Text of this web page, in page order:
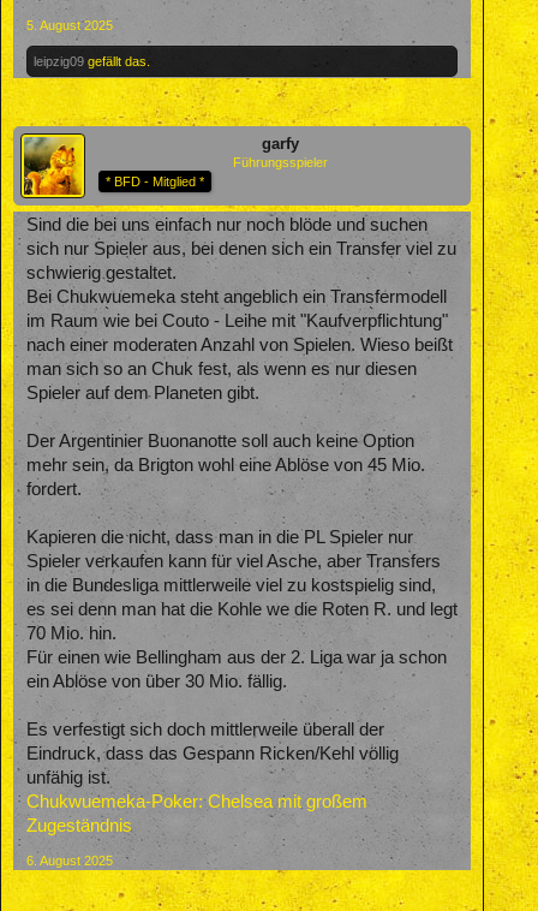
5. August 2025
leipzig09 gefällt das.
garfy
Führungsspieler
* BFD - Mitglied *
Sind die bei uns einfach nur noch blöde und suchen
sich nur Spieler aus, bei denen sich ein Transfer viel zu
schwierig gestaltet.
Bei Chukwuemeka steht angeblich ein Transfermodell
im Raum wie bei Couto - Leihe mit "Kaufverpflichtung"
nach einer moderaten Anzahl von Spielen. Wieso beißt
man sich so an Chuk fest, als wenn es nur diesen
Spieler auf dem Planeten gibt.
Der Argentinier Buonanotte soll auch keine Option
mehr sein, da Brigton wohl eine Ablöse von 45 Mio.
fordert.
Kapieren die nicht, dass man in die PL Spieler nur
Spieler verkaufen kann für viel Asche, aber Transfers
in die Bundesliga mittlerweile viel zu kostspielig sind,
es sei denn man hat die Kohle we die Roten R. und legt
70 Mio. hin.
Für einen wie Bellingham aus der 2. Liga war ja schon
ein Ablöse von über 30 Mio. fällig.
Es verfestigt sich doch mittlerweile überall der
Eindruck, dass das Gespann Ricken/Kehl völlig
unfähig ist.
Chukwuemeka-Poker: Chelsea mit großem
Zugeständnis
6. August 2025